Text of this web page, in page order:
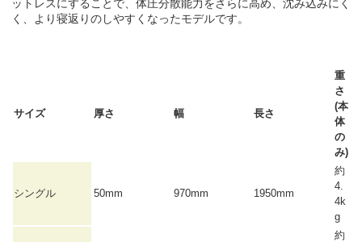
ットレスにすることで、体圧分散能力をさらに高め、沈み込みにく
く、より寝返りのしやすくなったモデルです。
サイズ 厚さ 幅 長さ
重
さ
(本
体
の
み)
シングル 50mm 970mm 1950mm
約
4.
4k
g
約